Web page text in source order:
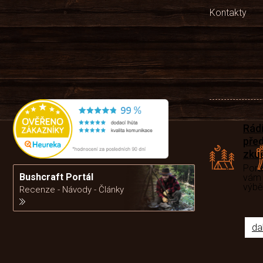
Kontakty
Bushcraft Portál
Recenze - Návody - Články
Rádi
vám